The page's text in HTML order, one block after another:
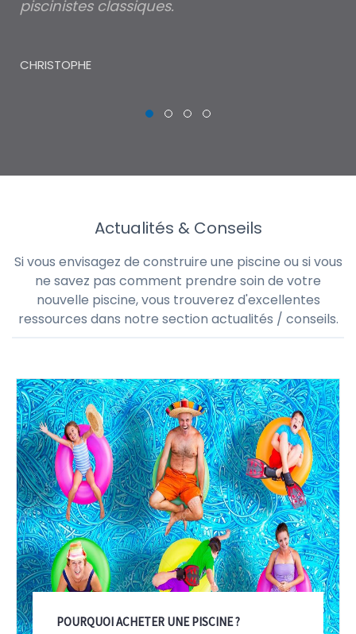
piscinistes classiques.
CHRISTOPHE
Actualités & Conseils
Si vous envisagez de construire une piscine ou si vous
ne savez pas comment prendre soin de votre
nouvelle piscine, vous trouverez d'excellentes
ressources dans notre section actualités / conseils.
POURQUOI ACHETER UNE PISCINE ?